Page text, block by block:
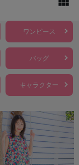
ワンピース
バッグ
キャラクター